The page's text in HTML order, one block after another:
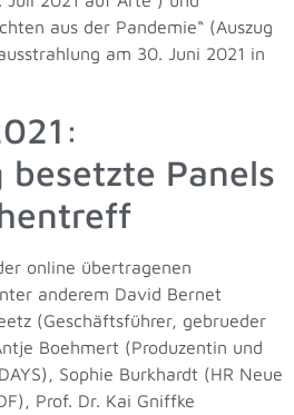
aus der Pandemie“ (Auszug
am 30. Juni 2021 in
Panels
online übertragenen
anderem David Bernet
(Geschäftsführer, gebrueder
Boehmert (Produzentin und
Sophie Burkhardt (HR Neue
Prof. Dr. Kai Gniffke